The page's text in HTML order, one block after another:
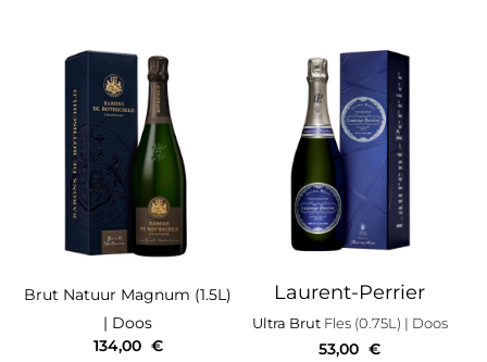
Brut Natuur Magnum (1.5L)
| Doos
134,00 €
Laurent-Perrier
Ultra Brut Fles (0.75L) | Doos
53,00 €